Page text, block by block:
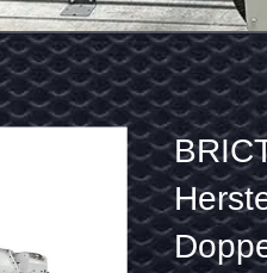
BRICTEC
Maschinen
zur